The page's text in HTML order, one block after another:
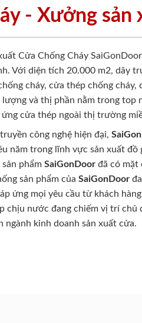
- Xưởng sản
Cửa Chống Cháy
Với diện tích 20.000 m2, dây
cháy, cửa thép chống
lượng và thị phần nằm trong top
ứng cửa thép ngoài thị trường
công nghệ hiện đại,
năm trong lĩnh vực sản xuất
phẩm SaiGonDoor đã có mặt
sản phẩm của SaiGonDoor
ứng mọi yêu cầu từ khách
chịu nước đang chiếm vị trí
ngành kinh doanh sản xuất cửa.